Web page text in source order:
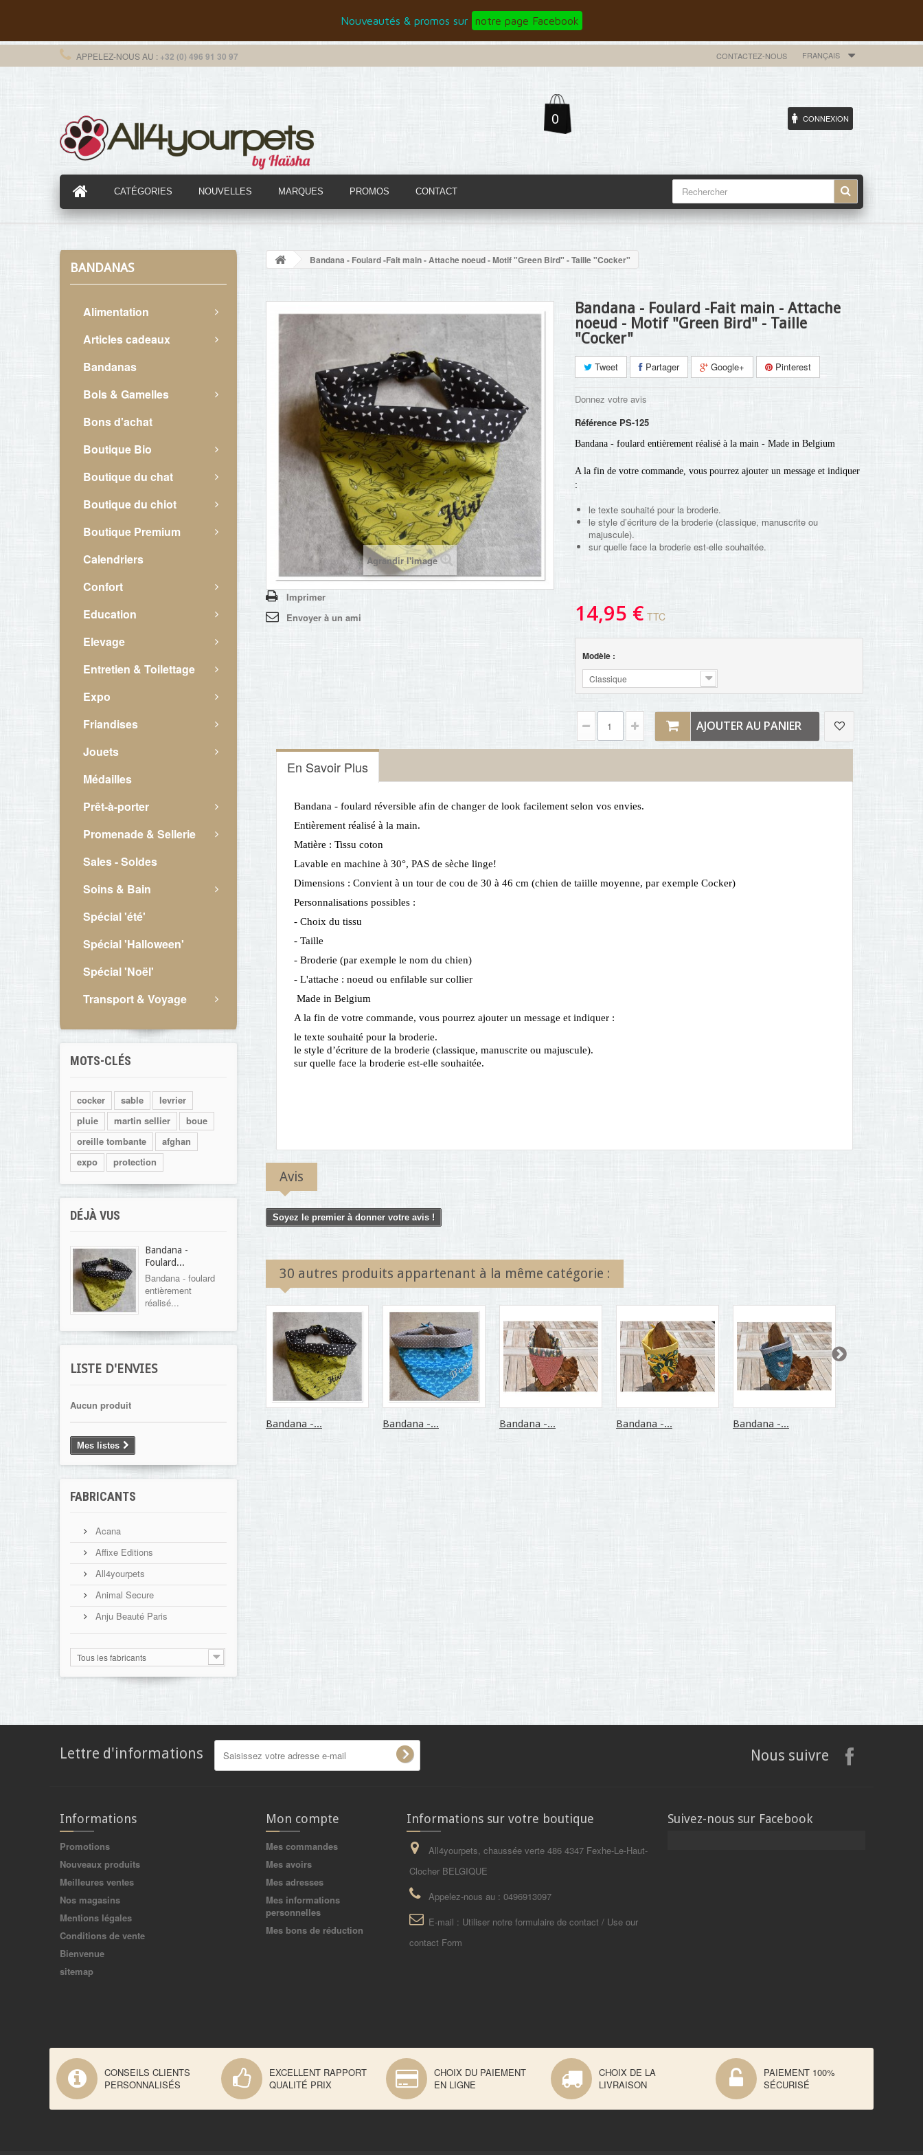
Nouveautés & promos sur notre page Facebook
FRANÇAIS
CONTACTEZ-NOUS
APPELEZ-NOUS AU : +32 (0) 496 91 30 97
0 CONNEXION
CATÉGORIES NOUVELLES MARQUES PROMOS CONTACT
BANDANAS
Alimentation
Articles cadeaux
Bandanas
Bols & Gamelles
Bons d'achat
Boutique Bio
Boutique du chat
Boutique du chiot
Boutique Premium
Calendriers
Confort
Education
Elevage
Entretien & Toilettage
Expo
Friandises
Jouets
Médailles
Prêt-à-porter
Promenade & Sellerie
Sales - Soldes
Soins & Bain
Spécial 'été'
Spécial 'Halloween'
Spécial 'Noël'
Transport & Voyage
MOTS-CLÉS
cocker sable
levrier
pluie
martin sellier
boue
oreille tombante
afghan
expo
protection
DÉJÀ VUS
Bandana -
Foulard...
Bandana - foulard
entièrement
réalisé...
LISTE D'ENVIES
Aucun produit
Mes listes
FABRICANTS
Acana
Affixe Editions
All4yourpets
Animal Secure
Anju Beauté Paris
Tous les fabricants
Bandana - Foulard -Fait main - Attache noeud - Motif "Green Bird" - Taille "Cocker"
Agrandir l'image
Imprimer
Envoyer à un ami
Bandana - Foulard -Fait main - Attache
noeud - Motif "Green Bird" - Taille
"Cocker"
Tweet Partager Google+ Pinterest
Donnez votre avis
Référence PS-125
Bandana - foulard entièrement réalisé à la main - Made in Belgium
A la fin de votre commande, vous pourrez ajouter un message et indiquer
:
le texte souhaité pour la broderie.
le style d’écriture de la broderie (classique, manuscrite ou
majuscule).
sur quelle face la broderie est-elle souhaitée.
14,95 € TTC
Modèle :
Classique
AJOUTER AU PANIER
En Savoir Plus
Bandana - foulard réversible afin de changer de look facilement selon vos envies.
Entièrement réalisé à la main.
Matière : Tissu coton
Lavable en machine à 30°, PAS de sèche linge!
Dimensions : Convient à un tour de cou de 30 à 46 cm (chien de taiille moyenne, par exemple Cocker)
Personnalisations possibles :
- Choix du tissu
- Taille
- Broderie (par exemple le nom du chien)
- L'attache : noeud ou enfilable sur collier
Made in Belgium
A la fin de votre commande, vous pourrez ajouter un message et indiquer :
le texte souhaité pour la broderie.
le style d’écriture de la broderie (classique, manuscrite ou majuscule).
sur quelle face la broderie est-elle souhaitée.
Avis
Soyez le premier à donner votre avis !
30 autres produits appartenant à la même catégorie :
Bandana -... Bandana -... Bandana -... Bandana -... Bandana -...
Lettre d'informations Nous suivre
Informations
Promotions
Nouveaux produits
Meilleures ventes
Nos magasins
Mentions légales
Conditions de vente
Bienvenue
sitemap
Mon compte
Mes commandes
Mes avoirs
Mes adresses
Mes informations
personnelles
Mes bons de réduction
Informations sur votre boutique
All4yourpets, chaussée verte 486 4347 Fexhe-Le-Haut-
Clocher BELGIQUE
Appelez-nous au : 0496913097
E-mail : Utiliser notre formulaire de contact / Use our
contact Form
Suivez-nous sur Facebook
CONSEILS CLIENTS
PERSONNALISÉS
EXCELLENT RAPPORT
QUALITÉ PRIX
CHOIX DU PAIEMENT
EN LIGNE
CHOIX DE LA
LIVRAISON
PAIEMENT 100%
SÉCURISÉ